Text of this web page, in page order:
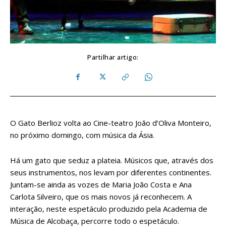
Partilhar artigo:
O Gato Berlioz volta ao Cine-teatro João d’Oliva Monteiro,
no próximo domingo, com música da Ásia.
Há um gato que seduz a plateia. Músicos que, através dos
seus instrumentos, nos levam por diferentes continentes.
Juntam-se ainda as vozes de Maria João Costa e Ana
Carlota Silveiro, que os mais novos já reconhecem. A
interação, neste espetáculo produzido pela Academia de
Música de Alcobaça, percorre todo o espetáculo.